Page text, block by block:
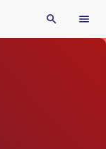
search menu